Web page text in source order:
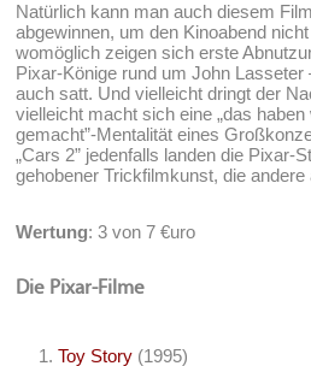
Natürlich kann man auch diesem
abgewinnen, um den Kinoabend
womöglich zeigen sich erste
Pixar-Könige rund um John
auch satt. Und vielleicht dringt der
vielleicht macht sich eine „das
gemacht”-Mentalität eines
„Cars 2” jedenfalls landen die Pixar-
gehobener Trickfilmkunst, die
Wertung: 3 von 7 €uro
Die Pixar-Filme
Toy Story (1995)